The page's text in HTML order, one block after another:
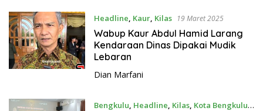
Headline Kaur, Kilas 19 Maret 2025
Wabup Kaur Abdul Hamid Larang
Kendaraan Dinas Dipakai Mudik
Lebaran
Dian Marfani
Bengkulu Headline Kilas, Kota Bengkulu